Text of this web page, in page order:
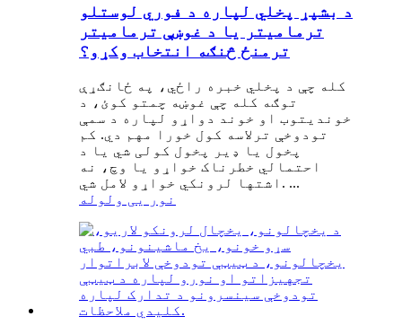
د بشپړ پخلي لپاره د فوري لوستلو
ترمامیتر یا د غوښې ترمامیتر
ترمنځ څنګه انتخاب وکړو؟
کله چې د پخلي خبره راځي، په ځانګړې
توګه کله چې غوښه چمتو کوئ، د
خوندیتوب او خوند دواړو لپاره د سمې
تودوخې ترلاسه کول خورا مهم دي. کم
پخول یا ډیر پخول کولی شي یا د
احتمالي خطرناک خواړو یا وچ، نه
اشتها لرونکي خواړو لامل شي. ...
نور یی ولوله